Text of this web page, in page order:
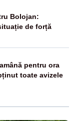
Bolojan:
de forță
pentru ora
toate avizele